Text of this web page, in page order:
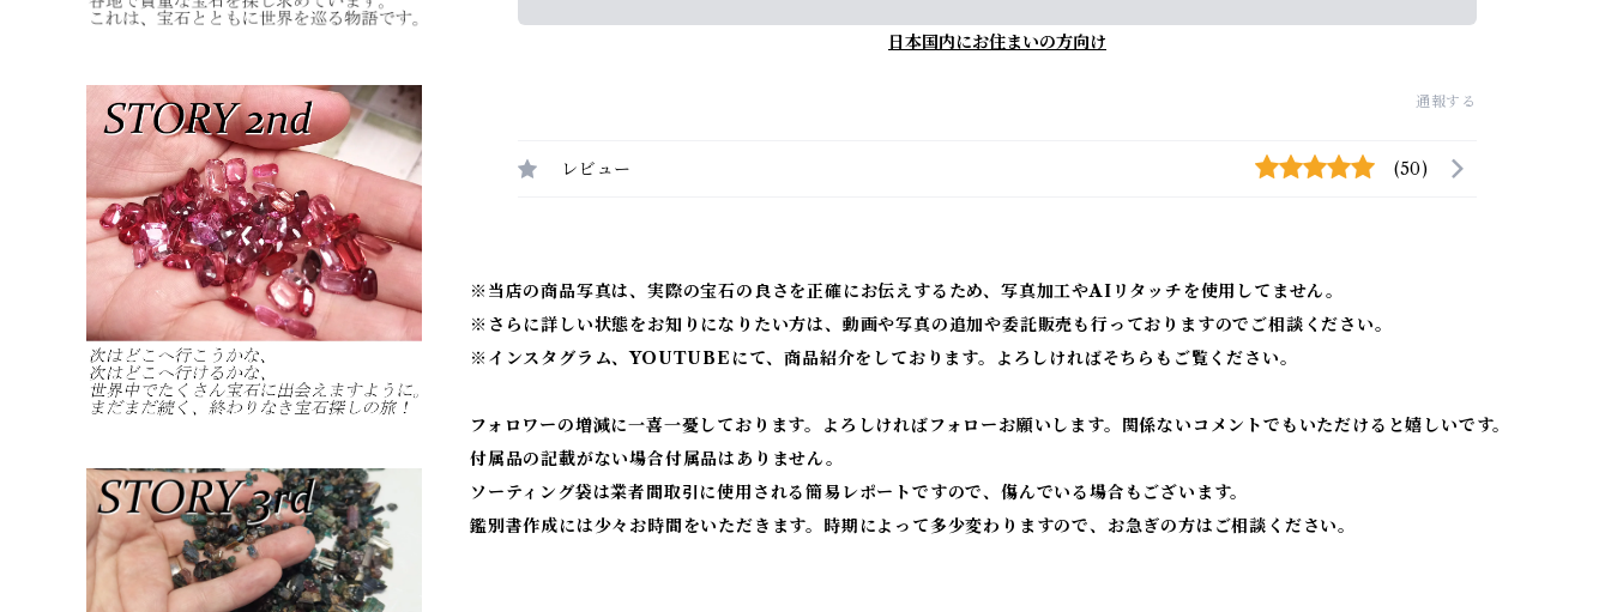
日本国内にお住まいの方向け
通報する
レビュー (50)
※当店の商品写真は、実際の宝石の良さを正確にお伝えするため、写真加工やAIリタッチを使用してません。
※ さらに詳しい状態をお知りになりたい方は、動画や写真の追加や委託販売も行っておりますのでご相談ください。
※ インスタグラム、YOUTUBEにて、商品紹介をしております。よろしければそちらもご覧ください。
フォロワーの増減に一喜一憂しております。よろしければフォローお願いします。関係ないコメントでもいただけると嬉しいです。
付属品の記載がない場合付属品はありません。
ソーティング袋は業者間取引に使用される簡易レポートですので、傷んでいる場合もございます。
鑑別書作成には少々お時間をいただきます。時期によって多少変わりますので、お急ぎの方はご相談ください。